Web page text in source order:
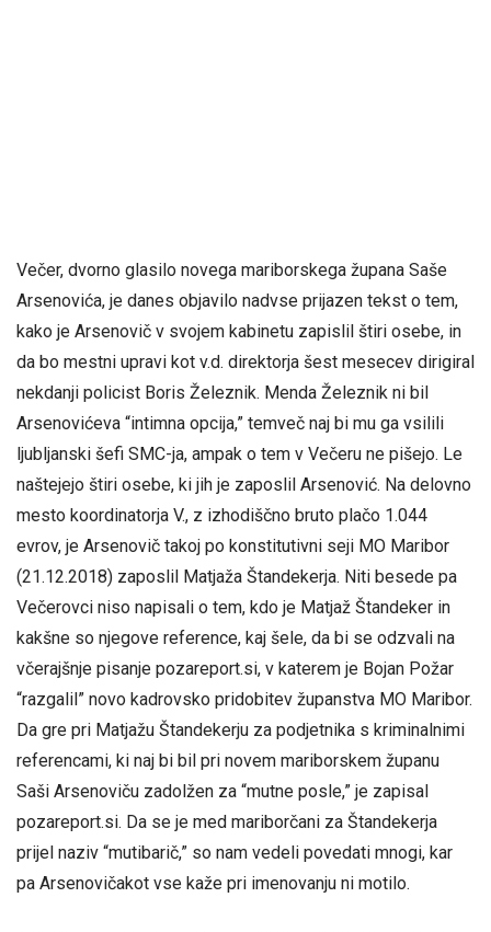
Večer, dvorno glasilo novega mariborskega župana Saše
Arsenovića, je danes objavilo nadvse prijazen tekst o tem,
kako je Arsenovič v svojem kabinetu zapislil štiri osebe, in
da bo mestni upravi kot v.d. direktorja šest mesecev dirigiral
nekdanji policist Boris Železnik. Menda Železnik ni bil
Arsenovićeva “intimna opcija,” temveč naj bi mu ga vsilili
ljubljanski šefi SMC-ja, ampak o tem v Večeru ne pišejo. Le
naštejejo štiri osebe, ki jih je zaposlil Arsenović. Na delovno
mesto koordinatorja V., z izhodiščno bruto plačo 1.044
evrov, je Arsenovič takoj po konstitutivni seji MO Maribor
(21.12.2018) zaposlil Matjaža Štandekerja. Niti besede pa
Večerovci niso napisali o tem, kdo je Matjaž Štandeker in
kakšne so njegove reference, kaj šele, da bi se odzvali na
včerajšnje pisanje pozareport.si, v katerem je Bojan Požar
“razgalil” novo kadrovsko pridobitev županstva MO Maribor.
Da gre pri Matjažu Štandekerju za podjetnika s kriminalnimi
referencami, ki naj bi bil pri novem mariborskem županu
Saši Arsenoviču zadolžen za “mutne posle,” je zapisal
pozareport.si. Da se je med mariborčani za Štandekerja
prijel naziv “mutibarič,” so nam vedeli povedati mnogi, kar
pa Arsenovičakot vse kaže pri imenovanju ni motilo.